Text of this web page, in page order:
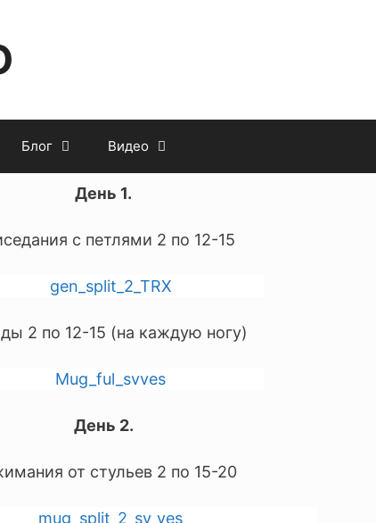
Блог Видео
День 1.
с петлями 2 по 12-15
2 по 12-15 (на каждую ногу)
День 2.
от стульев 2 по 15-20